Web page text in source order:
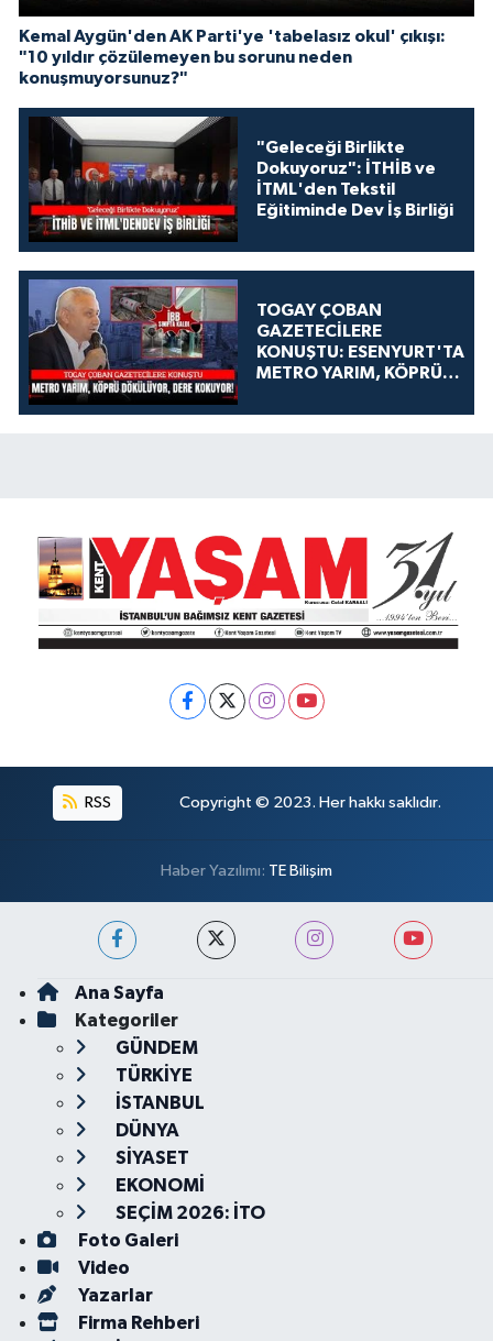
Kemal Aygün'den AK Parti'ye 'tabelasız okul' çıkışı:
"10 yıldır çözülemeyen bu sorunu neden
konuşmuyorsunuz?"
"Geleceği Birlikte
Dokuyoruz": İTHİB ve
İTML'den Tekstil
Eğitiminde Dev İş Birliği
TOGAY ÇOBAN
GAZETECİLERE
KONUŞTU: ESENYURT'TA
METRO YARIM, KÖPRÜ
KOKUYOR!
RSS Copyright © 2023. Her hakkı saklıdır.
Haber Yazılımı: TE Bilişim
Ana Sayfa
Kategoriler
GÜNDEM
TÜRKİYE
İSTANBUL
DÜNYA
SİYASET
EKONOMİ
SEÇİM 2026: İTO
Foto Galeri
Video
Yazarlar
Firma Rehberi